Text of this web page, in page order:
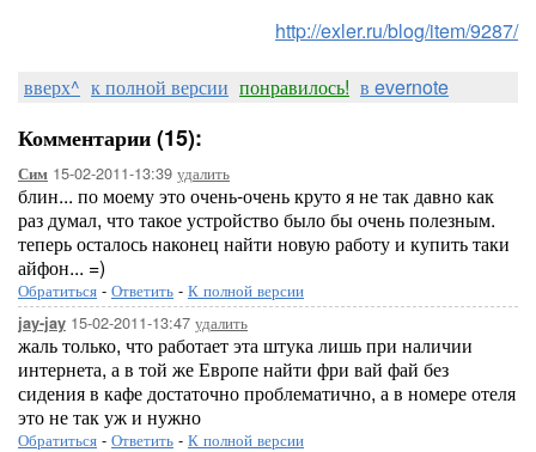
http://exler.ru/blog/item/9287/
вверх^ к полной версии понравилось! в evernote
Комментарии (15):
Сим 15-02-2011-13:39 удалить
блин... по моему это очень-очень круто я не так давно как
раз думал, что такое устройство было бы очень полезным.
теперь осталось наконец найти новую работу и купить таки
айфон... =)
Обратиться - Ответить - К полной версии
jay-jay 15-02-2011-13:47 удалить
жаль только, что работает эта штука лишь при наличии
интернета, а в той же Европе найти фри вай фай без
сидения в кафе достаточно проблематично, а в номере отеля
это не так уж и нужно
Обратиться - Ответить - К полной версии